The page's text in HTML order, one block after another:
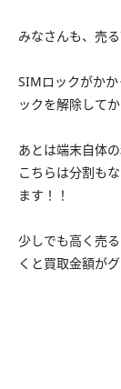
みなさんも、売
SIMロックがか
ックを解除して
あとは端末自体の
こちらは分割も
ます！！
少しでも高く売
くと買取金額が